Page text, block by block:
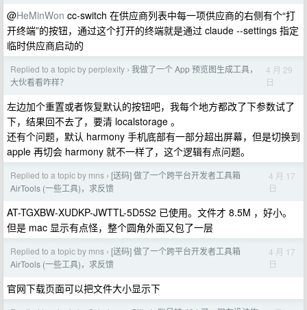
@HeMinWon cc-switch 在供应商列表中每一项供应商的右侧有个“打
开终端”的按钮，通过这个打开的终端就是通过 claude --settings 指定
临时供应商启动的
Replied to a topic by perplexity › 我做了一个 App 预览图生成工具，
大伙看看咋样？
4 月 29
日
左边加个重置或者恢复默认的按钮吧，我每个地方都改了下参数试了
下，结果回不去了，要清 localstorage 。
还有个问题，默认 harmony 手机底部有一部分超出屏幕，但是切换到
apple 再切会 harmony 就不一样了，这个逻辑有点问题。
Replied to a topic by mns › [送码] 做了一个跨平台开发者工具箱
AirTools (一些工具)，求反馈
4 月 17
日
AT-TGXBW-XUDKP-JWTTL-5D5S2 已使用。文件才 8.5M ，好小。
但是 mac 显示有点怪，整个圆角外面又包了一层
Replied to a topic by mns › [送码] 做了一个跨平台开发者工具箱
AirTools (一些工具)，求反馈
4 月 17
日
官网下载页面可以把文件大小显示下